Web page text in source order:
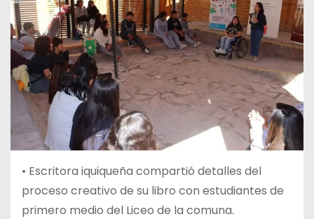
• Escritora iquiqueña compartió detalles del
proceso creativo de su libro con estudiantes de
primero medio del Liceo de la comuna.